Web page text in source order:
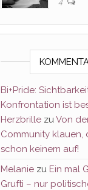
Bi+Pride:
Konfrontation ist
HerzbrillezuVon
Community klauen,
schon keinem auf!
Melaniezu Ein mal
Grufti – nur